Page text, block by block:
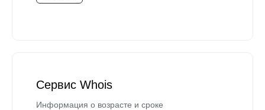
Сервис Whois
Информация о возрасте и сроке